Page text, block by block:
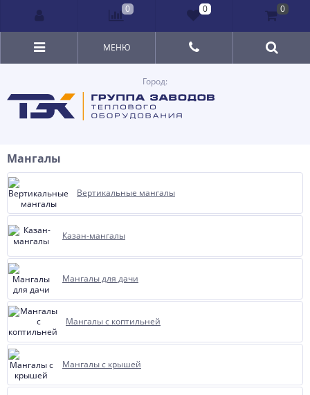
Город:
МЕНЮ
Мангалы
Вертикальные мангалы
Казан-мангалы
Мангалы для дачи
Мангалы с коптильней
Мангалы с крышей
0 0 0